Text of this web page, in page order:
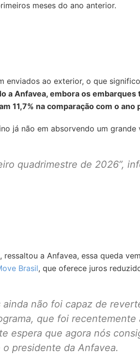
meses do ano anterior.
enviados ao exterior, o que
a Anfavea, embora os
11,7% na comparação com o ano
já não em absorvendo um grande
quadrimestre de 2026”,
a Anfavea, essa queda
Brasil, que oferece juros
não foi capaz de
que foi recentemente
espera que agora nós
presidente da Anfavea.